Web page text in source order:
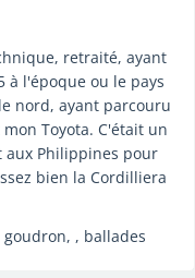
retraité, ayant
à l'époque ou le pays
nord, ayant parcouru
Toyota. C'était un
aux Philippines pour
bien la Cordilliera
, ballades